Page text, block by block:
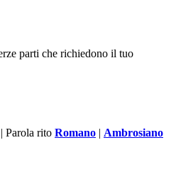
parti che richiedono il tuo
| Parola rito Romano | Ambrosiano